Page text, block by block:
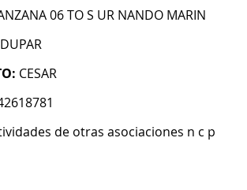
06 TO S UR NANDO MARIN
CESAR
de otras asociaciones n c p